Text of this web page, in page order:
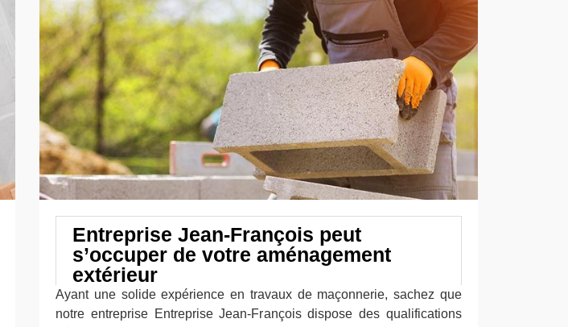
Entreprise Jean-François peut
s’occuper de votre aménagement
extérieur
Ayant une solide expérience en travaux de maçonnerie, sachez que
notre entreprise Entreprise Jean-François dispose des qualifications